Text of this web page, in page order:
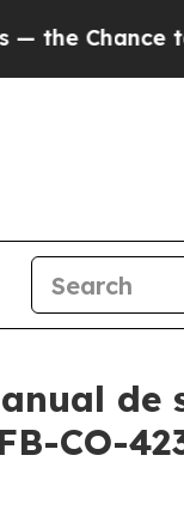
to Cash
de
CO-